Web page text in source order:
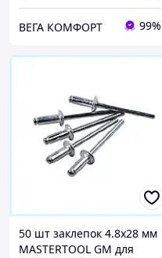
ВЕГА КОМФОРТ 99%
50 шт заклепок 4.8х28 мм
MASTERTOOL GM для